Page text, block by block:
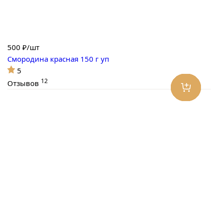
500 ₽/шт
Смородина красная 150 г уп
5
Отзывов 12